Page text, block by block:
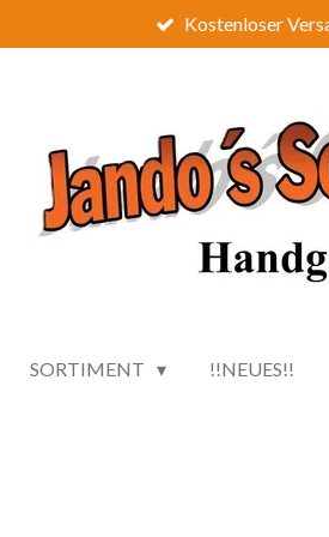
Kostenloser
SORTIMENT !!NEUES!!